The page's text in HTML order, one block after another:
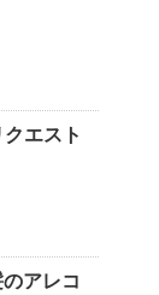
エスト
アレコ